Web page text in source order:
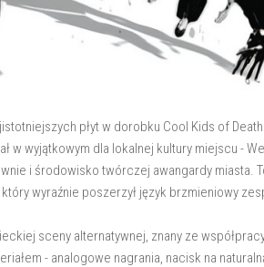
płyt w dorobku Cool Kids of
w wyjątkowym dla lokalnej kultury miejscu -
i środowisko twórczej awangardy miasta.
wyraźnie poszerzył język brzmieniowy
sceny alternatywnej, znany ze
- analogowe nagrania, nacisk na